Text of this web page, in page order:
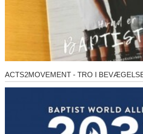
Acts2Movement
ACTS2MOVEMENT - TRO I